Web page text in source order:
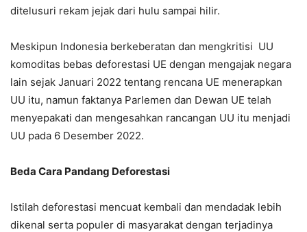
ditelusuri rekam jejak dari hulu sampai hilir.
Meskipun Indonesia berkeberatan dan mengkritisi UU
komoditas bebas deforestasi UE dengan mengajak negara
lain sejak Januari 2022 tentang rencana UE menerapkan
UU itu, namun faktanya Parlemen dan Dewan UE telah
menyepakati dan mengesahkan rancangan UU itu menjadi
UU pada 6 Desember 2022.
Beda Cara Pandang Deforestasi
Istilah deforestasi mencuat kembali dan mendadak lebih
dikenal serta populer di masyarakat dengan terjadinya